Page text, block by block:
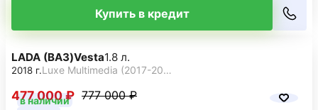
Купить в кредит
в наличии
LADA (ВАЗ)Vesta1.8 л.
2018 г. Luxe Multimedia (2017-2019)
477 000 ₽ 777 000 ₽